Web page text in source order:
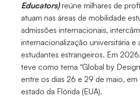
Educators)reúne milhares de
atuam nas áreas de mobilidade
admissões internacionais,
internacionalização universitária e
estudantes estrangeiros. Em
teve como tema “Global by
entre os dias 26 e 29 de maio,
estado da Flórida (EUA).